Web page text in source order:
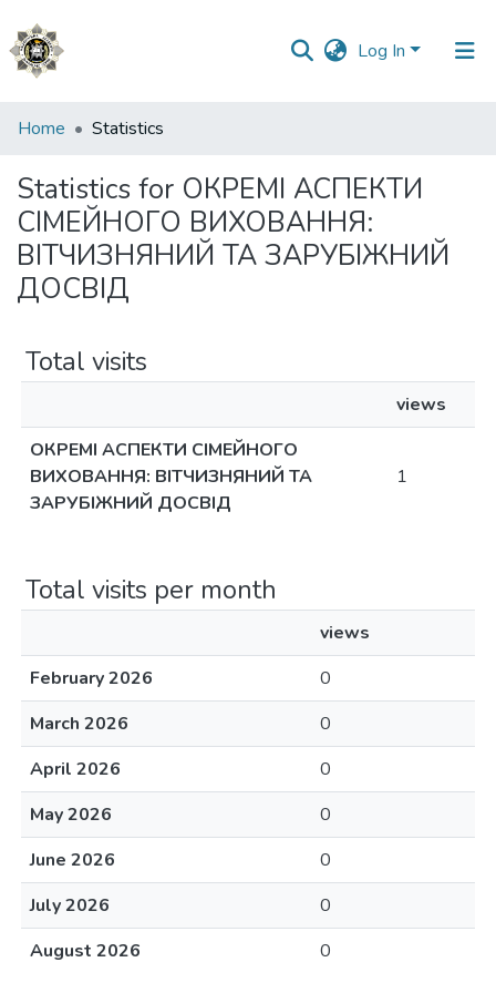
Log In
Communities
Collections
All of DSpace
Home Statistics
Statistics for ОКРЕМІ АСПЕКТИ
СІМЕЙНОГО ВИХОВАННЯ:
ВІТЧИЗНЯНИЙ ТА ЗАРУБІЖНИЙ
ДОСВІД
Total visits
views
ОКРЕМІ АСПЕКТИ СІМЕЙНОГО
ВИХОВАННЯ: ВІТЧИЗНЯНИЙ ТА
ЗАРУБІЖНИЙ ДОСВІД
1
Total visits per month
views
February 2026
0
March 2026
0
April 2026
0
May 2026
0
June 2026
0
July 2026
0
August 2026
0